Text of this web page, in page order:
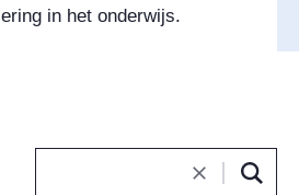
in het onderwijs.